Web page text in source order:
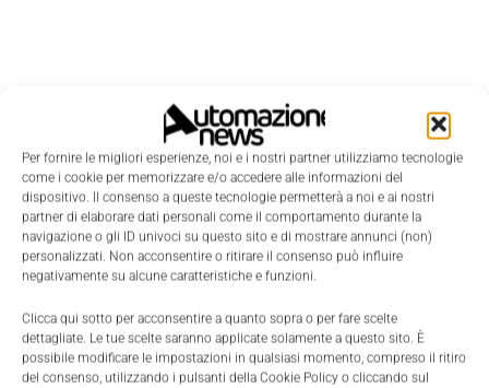
Per fornire le migliori esperienze, noi e i nostri partner utilizziamo tecnologie
come i cookie per memorizzare e/o accedere alle informazioni del
dispositivo. Il consenso a queste tecnologie permetterà a noi e ai nostri
partner di elaborare dati personali come il comportamento durante la
navigazione o gli ID univoci su questo sito e di mostrare annunci (non)
personalizzati. Non acconsentire o ritirare il consenso può influire
negativamente su alcune caratteristiche e funzioni.
Clicca qui sotto per acconsentire a quanto sopra o per fare scelte
dettagliate. Le tue scelte saranno applicate solamente a questo sito. È
possibile modificare le impostazioni in qualsiasi momento, compreso il ritiro
del consenso, utilizzando i pulsanti della Cookie Policy o cliccando sul
Edicola